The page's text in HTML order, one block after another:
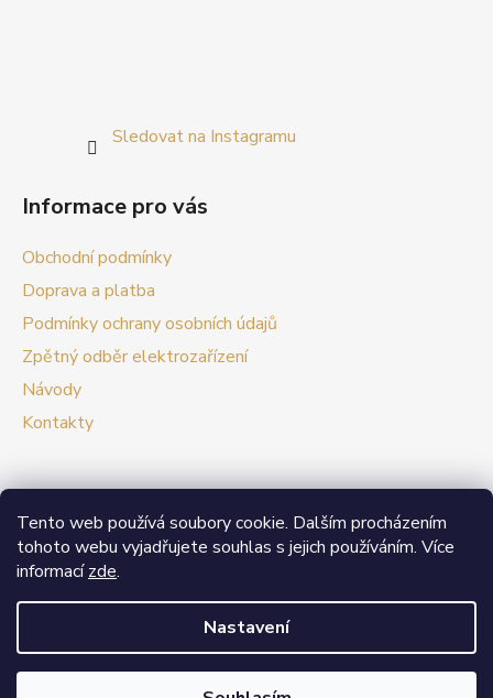
Tento web používá soubory cookie. Dalším procházením
tohoto webu vyjadřujete souhlas s jejich používáním. Více
informacízde.
Nastavení
Sledovat na Instagramu
Informace pro vás
Obchodní podmínky
Doprava a platba
Podmínky ochrany osobních údajů
Zpětný odběr elektrozařízení
Návody
Kontakty
Prezentační web Smart vypínače
V případě zájmu o velkoobchodní spolupráci nás
neváhejte kontaktovat.
Vytvořil Shoptet